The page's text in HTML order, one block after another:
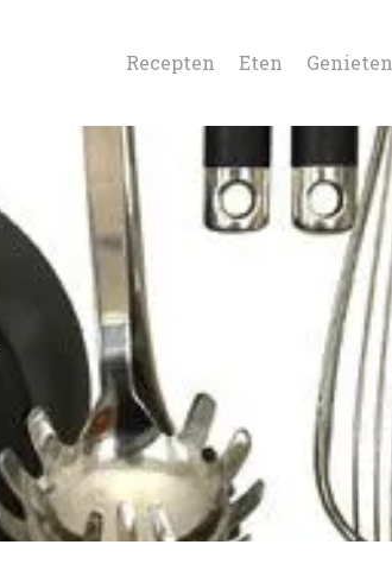
Recepten Eten Genieten